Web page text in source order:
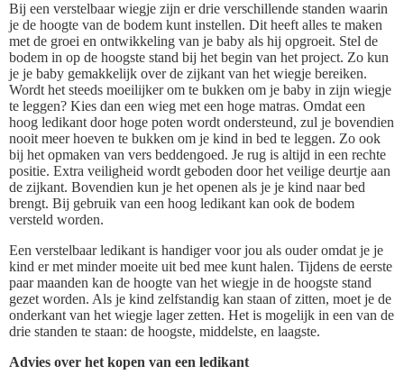
Bij een verstelbaar wiegje zijn er drie verschillende standen waarin
je de hoogte van de bodem kunt instellen. Dit heeft alles te maken
met de groei en ontwikkeling van je baby als hij opgroeit. Stel de
bodem in op de hoogste stand bij het begin van het project. Zo kun
je je baby gemakkelijk over de zijkant van het wiegje bereiken.
Wordt het steeds moeilijker om te bukken om je baby in zijn wiegje
te leggen? Kies dan een wieg met een hoge matras. Omdat een
hoog ledikant door hoge poten wordt ondersteund, zul je bovendien
nooit meer hoeven te bukken om je kind in bed te leggen. Zo ook
bij het opmaken van vers beddengoed. Je rug is altijd in een rechte
positie. Extra veiligheid wordt geboden door het veilige deurtje aan
de zijkant. Bovendien kun je het openen als je je kind naar bed
brengt. Bij gebruik van een hoog ledikant kan ook de bodem
versteld worden.
Een verstelbaar ledikant is handiger voor jou als ouder omdat je je
kind er met minder moeite uit bed mee kunt halen. Tijdens de eerste
paar maanden kan de hoogte van het wiegje in de hoogste stand
gezet worden. Als je kind zelfstandig kan staan of zitten, moet je de
onderkant van het wiegje lager zetten. Het is mogelijk in een van de
drie standen te staan: de hoogste, middelste, en laagste.
Advies over het kopen van een ledikant